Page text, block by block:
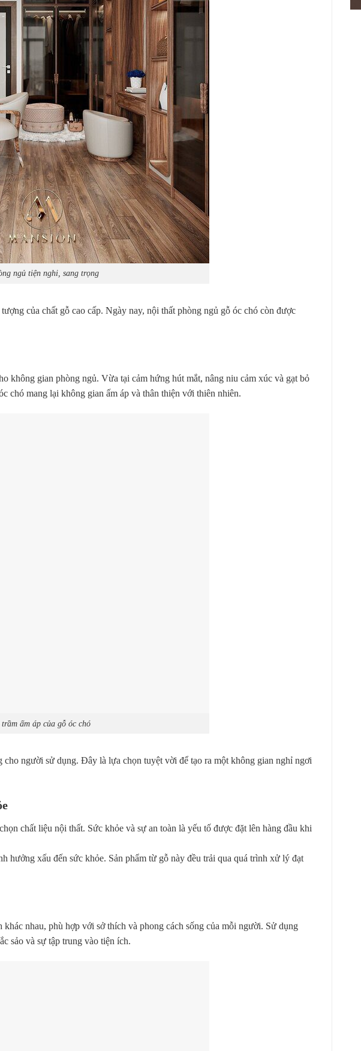
ngủ tiện nghi, sang trọng
của chất gỗ cao cấp. Ngày nay, nội thất phòng ngủ gỗ óc chó còn được
không gian phòng ngủ. Vừa tại cảm hứng hút mắt, nâng niu cảm xúc và gạt bỏ
chó mang lại không gian ấm áp và thân thiện với thiên nhiên.
ấm áp của gỗ óc chó
cho người sử dụng. Đây là lựa chọn tuyệt vời để tạo ra một không gian nghỉ ngơi
chất liệu nội thất. Sức khỏe và sự an toàn là yếu tố được đặt lên hàng đầu khi
hưởng xấu đến sức khỏe. Sản phẩm từ gỗ này đều trải qua quá trình xử lý đạt
nhau, phù hợp với sở thích và phong cách sống của mỗi người. Sử dụng
sảo và sự tập trung vào tiện ích.